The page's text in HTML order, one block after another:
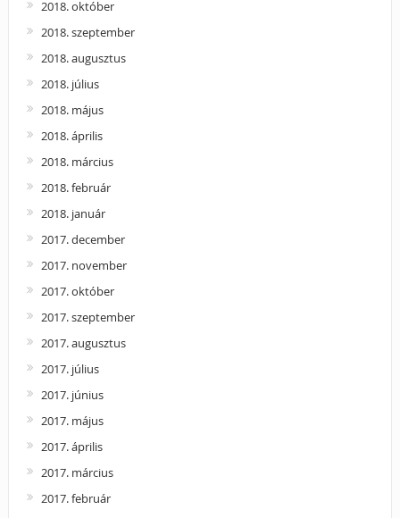
2018. október
2018. szeptember
2018. augusztus
2018. július
2018. május
2018. április
2018. március
2018. február
2018. január
2017. december
2017. november
2017. október
2017. szeptember
2017. augusztus
2017. július
2017. június
2017. május
2017. április
2017. március
2017. február